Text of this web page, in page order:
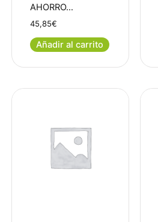
AHORRO…
45,85€
Añadir al carrito